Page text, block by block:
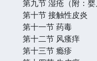
第九节 湿疮（附：婴
第十节 接触性皮炎
第十一节 药毒
第十二节 风瘙痒
第十三节 瘾疹